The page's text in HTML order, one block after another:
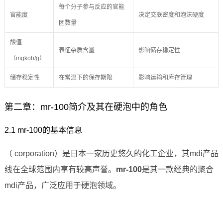
官能度
每个分子参与反应的官能
团数量
决定交联密度和泡沫硬度
酸值
（mgkoh/g）
表征杂质含量 影响储存稳定性
储存稳定性 在常温下的保存期限 影响运输和库存管理
第二章：mr-100简介及其在硬泡中的角色
2.1 mr-100的基本信息
（ corporation）是日本一家历史悠久的化工企业，其mdi产品
线在全球范围内享有较高声誉。 mr-100是其一款经典的聚合
mdi产品，广泛应用于硬泡领域。